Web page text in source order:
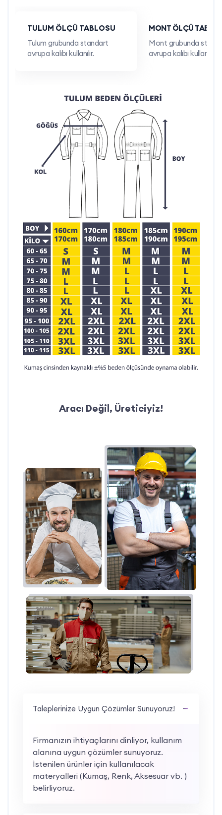
Seçmelisin?
İş Marketi A.Ş.,
olarak iş güvenliği
ihtiyaçlarınıza uygun olarak özelleştirilebilir.
Kendi Üretimimiz:Hafif, dayanıklı ve
ergonomik tasarımlar sunarız.
Özelleştirme Seçenekleri:Logo baskısı ve
nakış uygulamaları ile firmanıza özel hale
Minimum Sipariş Avantajı:
Toplu siparişlerde
avantajlı fiyat ve hızlı üretim garantisi
sunarız.
Hızlı Teslimat: Siparişlerinizi zamanında
teslim ederek iş süreçlerinizi destekleriz.
İletişim Bilgileri:
Telefon: 0212 909 19 45
WhatsApp: 0532 685 83 00
Mail:teklif@ismarketi.com
TULUM ÖLÇÜ TABLOSU
Tulum grubunda standart
avrupa kalıbı kullanılır.
MONT ÖLÇÜ
Mont grubunda
avrupa kalıbı kullanılır.
Aracı Değil, Üreticiyiz!
Taleplerinize Uygun Çözümler Sunuyoruz!
Firmanızın ihtiyaçlarını dinliyor, kullanım
alanına uygun çözümler sunuyoruz.
İstenilen ürünler için kullanılacak
materyalleri (Kumaş, Renk, Aksesuar vb. )
belirliyoruz.